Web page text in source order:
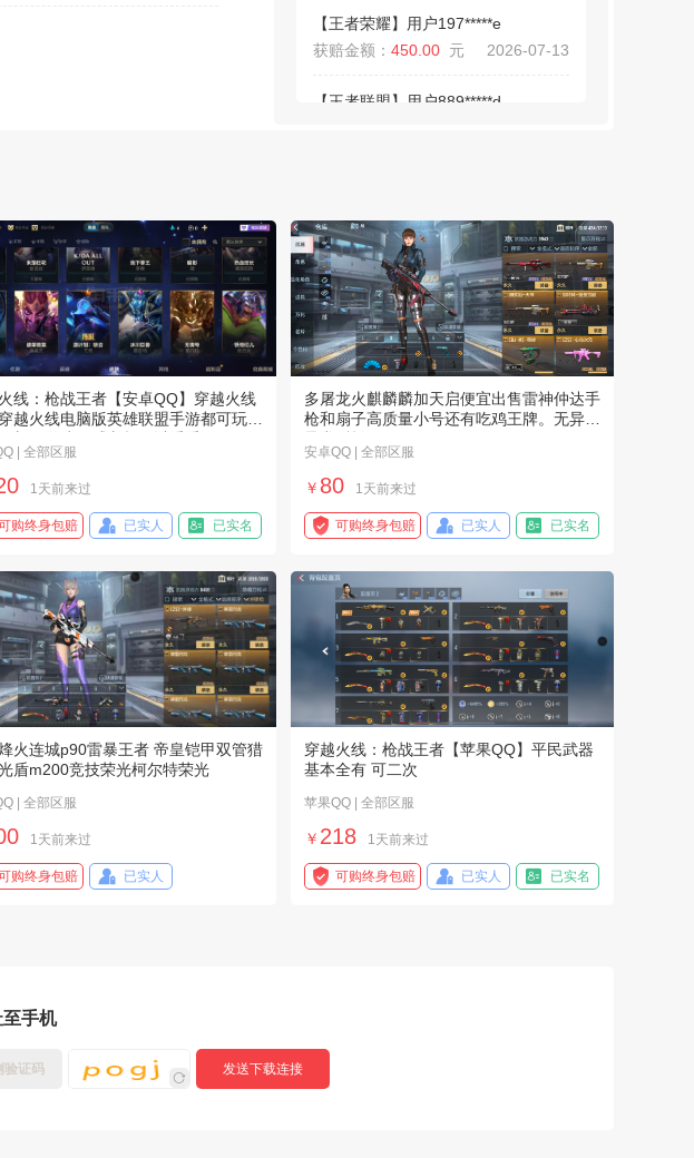
【王者联盟】用户889*****d
获赔金额：
290.00 元 2026-07-13
线：枪战王者【安卓QQ】穿越火线
越火线电脑版英雄联盟手游都可玩分
| 全部区服
1天前来过
购终身包赔 已实人 已实名
多屠龙火麒麟麟加天启便宜出售雷神仲达手
枪和扇子高质量小号还有吃鸡王牌。无异地
安卓QQ | 全部区服
￥ 80 1天前来过
可购终身包赔 已实人 已实名
火连城p90雷暴王者 帝皇铠甲双管猎
盾m200竞技荣光柯尔特荣光
| 全部区服
1天前来过
购终身包赔 已实人
穿越火线：枪战王者【苹果QQ】平民武器
基本全有 可二次
苹果QQ | 全部区服
￥ 218 1天前来过
可购终身包赔 已实人 已实名
至手机
发送下载连接